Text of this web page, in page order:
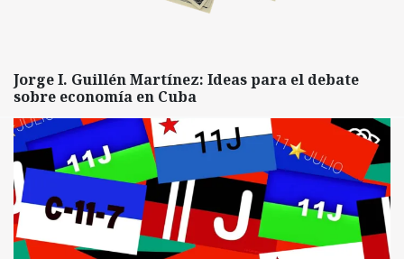
Jorge I. Guillén Martínez: Ideas para el debate
sobre economía en Cuba